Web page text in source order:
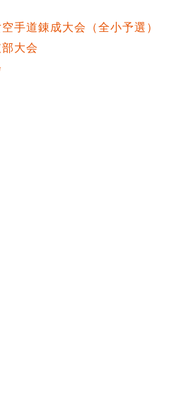
手道錬成大会（全小予選）
大会